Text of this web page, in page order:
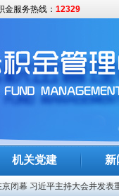
金服务热线： 12329
机关党建 新
旗帜 为全面建设社会主义现代
依靠人民 以中国式现代化全面
闭幕 习近平主持大会并发表